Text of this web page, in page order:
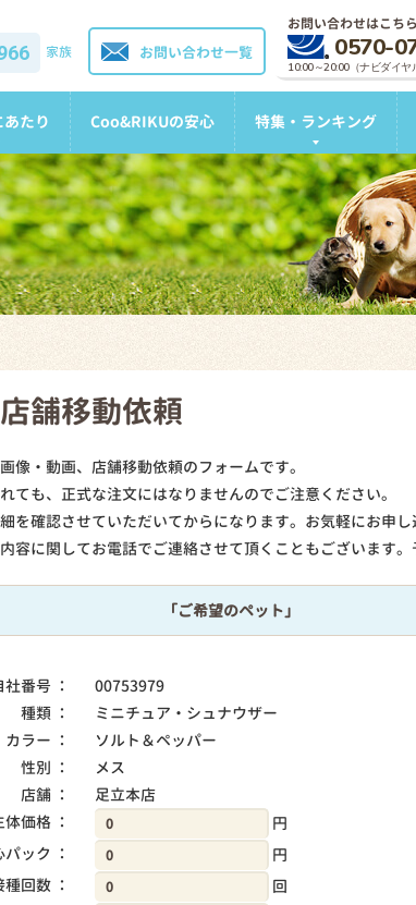
お問い合わせはこちら
0570-
10:00～20:00（ナビダイヤ
お問い合わせ一覧
家族
たり Coo&RIKUの安心 特集・ランキング
舗移動依頼
像・動画、店舗移動依頼のフォームです。
ても、正式な注文にはなりませんのでご注意ください。
を確認させていただいてからになります。お気軽にお申し
容に関してお電話でご連絡させて頂くこともございます。
「ご希望のペット」
社番号 ：
00753979
種類 ：
ミニチュア・シュナウザー
カラー ：
ソルト＆ペッパー
性別 ：
メス
店舗 ：
足立本店
体価格 ：
円
ック ：
円
回数 ：
回